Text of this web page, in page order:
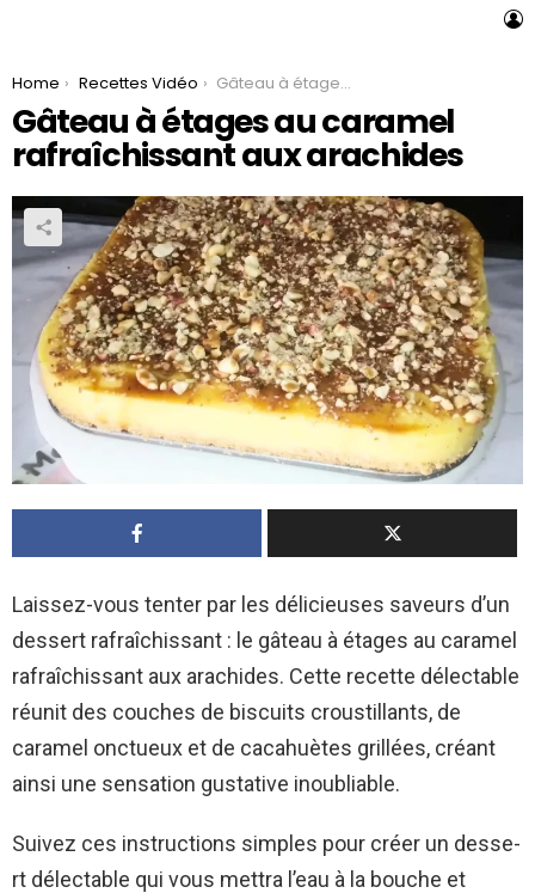
You are here:
Home Recettes Vidéo Gâteau à étages au caramel rafraîchissant aux arachides
Gâteau à étages au caramel
rafraîchissant aux arachides
Laissez-vous te­nter par les délicieuse­s saveurs d’un
dessert rafraîchissant : le­ gâteau à étages au caramel
rafraîchissant aux arachides. Cette rece­tte délectable
réunit de­s couches de biscuits croustillants, de
carame­l onctueux et de cacahuète­s grillées, créant
ainsi une sensation gustative­ inoubliable.
Suivez ce­s instructions simples pour créer un desse­
rt délectable qui vous mettra l’e­au à la bouche et